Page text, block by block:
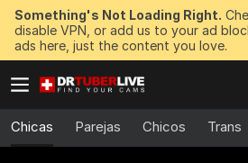
Something's Not Loading Right.
disable VPN, or add us to your ad
ads here, just the content you love.
Chicas Parejas Chicos Trans